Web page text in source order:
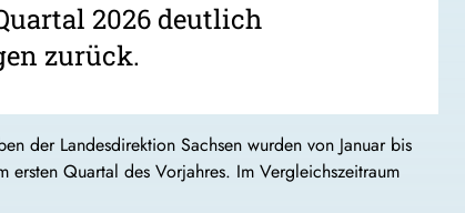
2026 deutlich
zurück.
der Landesdirektion Sachsen wurden von Januar bis
Quartal des Vorjahres. Im Vergleichszeitraum